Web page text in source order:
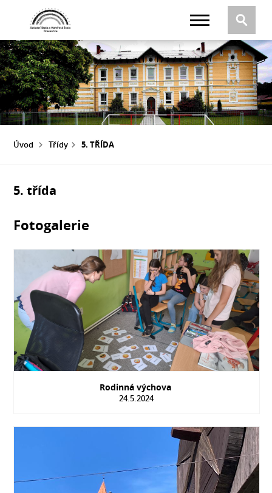
Úvod Třídy 5. TŘÍDA
5. třída
Fotogalerie
Rodinná výchova
24.5.2024